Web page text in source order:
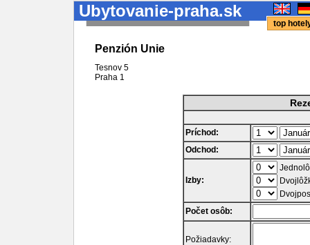
Ubytovanie-praha.sk
top
Penzión Unie
Tesnov 5
Praha 1
Príchod:
Odchod:
Izby:
Počet osôb:
Požiadavky: